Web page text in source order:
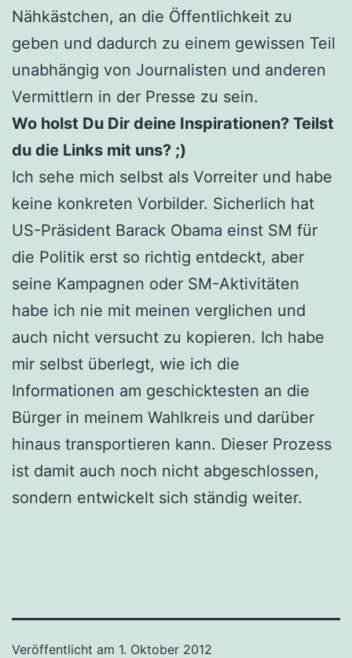
Nähkästchen, an die Öffentlichkeit zu
geben und dadurch zu einem gewissen Teil
unabhängig von Journalisten und anderen
Vermittlern in der Presse zu sein.
Wo holst Du Dir deine Inspirationen? Teilst
du die Links mit uns? ;)
Ich sehe mich selbst als Vorreiter und habe
keine konkreten Vorbilder. Sicherlich hat
US-Präsident Barack Obama einst SM für
die Politik erst so richtig entdeckt, aber
seine Kampagnen oder SM-Aktivitäten
habe ich nie mit meinen verglichen und
auch nicht versucht zu kopieren. Ich habe
mir selbst überlegt, wie ich die
Informationen am geschicktesten an die
Bürger in meinem Wahlkreis und darüber
hinaus transportieren kann. Dieser Prozess
ist damit auch noch nicht abgeschlossen,
sondern entwickelt sich ständig weiter.
Veröffentlicht am 1. Oktober 2012